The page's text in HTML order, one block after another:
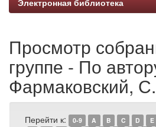
Электронная библиотека
Просмотр
группе - По
Фармаковский,
Перейти к: 0-9 A B C D E